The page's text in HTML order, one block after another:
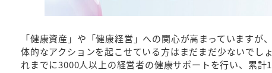
「健康資産」や「健康経営」への関心が高まっています
体的なアクションを起こせている方はまだまだ少ないでし
れまでに3000人以上の経営者の健康サポートを行い、累